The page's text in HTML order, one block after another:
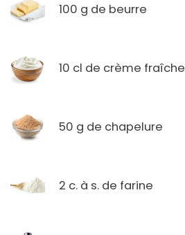
100 g de beurre
10 cl de crème fraîche
50 g de chapelure
2 c. à s. de farine